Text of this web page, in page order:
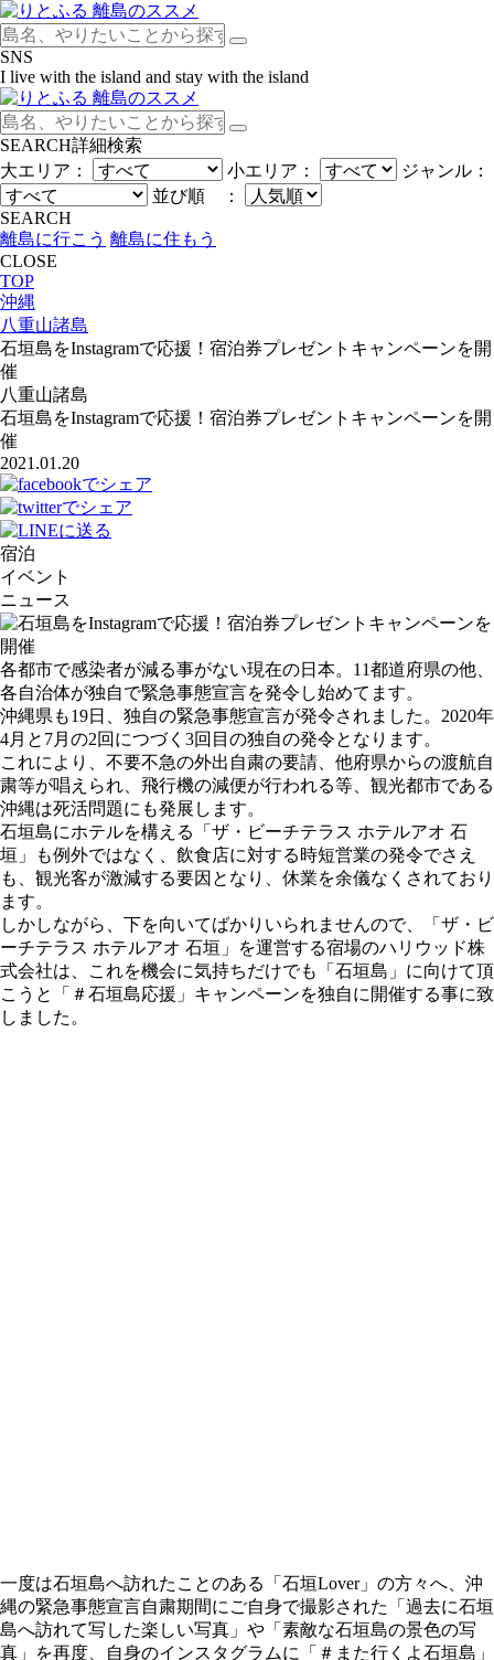
SNS
I live with the island and stay with the island
SEARCH詳細検索
大エリア：
小エリア：
ジャンル：
並び順 ：
SEARCH
離島に行こう 離島に住もう
CLOSE
TOP
沖縄
八重山諸島
石垣島をInstagramで応援！宿泊券プレゼントキャンペーンを開
催
八重山諸島
石垣島をInstagramで応援！宿泊券プレゼントキャンペーンを開
催
2021.01.20
宿泊
イベント
ニュース
各都市で感染者が減る事がない現在の日本。11都道府県の他、
各自治体が独自で緊急事態宣言を発令し始めてます。
沖縄県も19日、独自の緊急事態宣言が発令されました。2020年
4月と7月の2回につづく3回目の独自の発令となります。
これにより、不要不急の外出自粛の要請、他府県からの渡航自
粛等が唱えられ、飛行機の減便が行われる等、観光都市である
沖縄は死活問題にも発展します。
石垣島にホテルを構える「ザ・ビーチテラス ホテルアオ 石
垣」も例外ではなく、飲食店に対する時短営業の発令でさえ
も、観光客が激減する要因となり、休業を余儀なくされており
ます。
しかしながら、下を向いてばかりいられませんので、「ザ・ビ
ーチテラス ホテルアオ 石垣」を運営する宿場のハリウッド株
式会社は、これを機会に気持ちだけでも「石垣島」に向けて頂
こうと「＃石垣島応援」キャンペーンを独自に開催する事に致
しました。
一度は石垣島へ訪れたことのある「石垣Lover」の方々へ、沖
縄の緊急事態宣言自粛期間にご自身で撮影された「過去に石垣
島へ訪れて写した楽しい写真」や「素敵な石垣島の景色の写
真」を再度、自身のインスタグラムに「＃また行くよ石垣島」